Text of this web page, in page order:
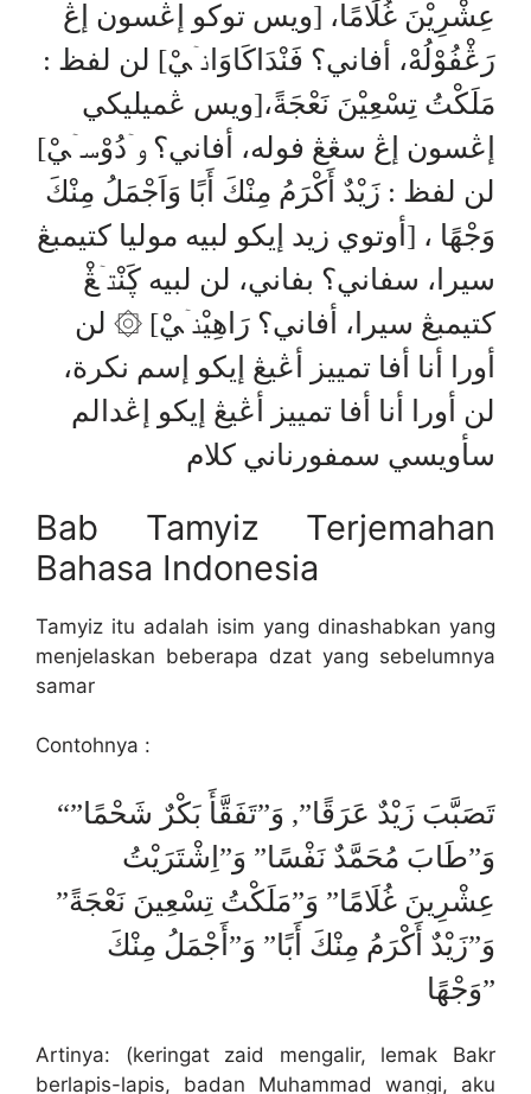
عِشْرِيْنَ غُلَامًا، [ويس توكو إڠسون إڠ
رَڠْفُوْلُهْ، أفاني؟ فَنْدَاكَاوَانۤيْ] لن لفظ :
مَلَكْتُ تِسْعِيْنَ نَعْجَةً،[ويس ڠميليكي
إڠسون إڠ سڠڠ فوله، أفاني؟ وۤدُوْسۤيْ]
لن لفظ : زَيْدٌ أَكْرَمُ مِنْكَ أَبًا وَاَجْمَلُ مِنْكَ
وَجْهًا ، [أوتوي زيد إيكو لبيه موليا كتيمبڠ
سيرا، سفاني؟ بفاني، لن لبيه ڮَنْتۤڠْ
كتيمبڠ سيرا، أفاني؟ رَاهِيْنۤيْ] ۞ لن
أورا أنا أفا تمييز أڠيڠ إيكو إسم نكرة،
لن أورا أنا أفا تمييز أڠيڠ إيكو إڠدالم
سأويسي سمفورناني كلام
Bab Tamyiz Terjemahan
Bahasa Indonesia
Tamyiz itu adalah isim yang dinashabkan yang
menjelaskan beberapa dzat yang sebelumnya
samar
Contohnya :
“تَصَبَّبَ زَيْدٌ عَرَقًا”, وَ”تَفَقَّأَ بَكْرٌ شَحْمًا”
وَ”طَابَ مُحَمَّدٌ نَفْسًا” وَ”اِشْتَرَيْتُ
عِشْرِينَ غُلَامًا” وَ”مَلَكْتُ تِسْعِينَ نَعْجَةً”
وَ”زَيْدٌ أَكْرَمُ مِنْكَ أَبًا” وَ”أَجْمَلُ مِنْكَ
وَجْهًا”
Artinya: (keringat zaid mengalir, lemak Bakr
berlapis-lapis, badan Muhammad wangi, aku